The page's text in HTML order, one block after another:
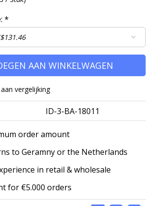
*
AAN WINKELWAGEN
vergelijking
ID-3-BA-18011
order amount
to Geramny or the Netherlands
in retail & wholesale
for €5.000 orders